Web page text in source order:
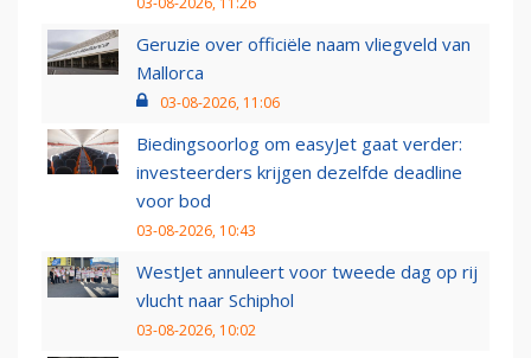
Geruzie over officiële naam vliegveld van
Mallorca
03-08-2026, 11:06
Biedingsoorlog om easyJet gaat verder:
investeerders krijgen dezelfde deadline
voor bod
03-08-2026, 10:43
WestJet annuleert voor tweede dag op rij
vlucht naar Schiphol
03-08-2026, 10:02